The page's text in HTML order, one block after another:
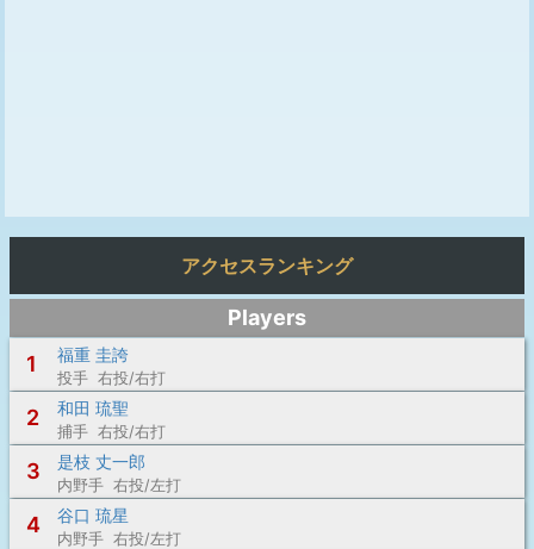
アクセスランキング
Players
1
福重 圭誇
投手 右投/右打
2 和田 琉聖
捕手 右投/右打
3 是枝 丈一郎
内野手 右投/左打
4 谷口 琉星
内野手 右投/左打